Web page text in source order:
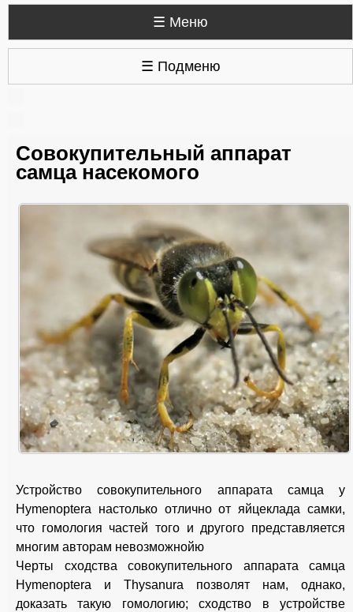
☰ Меню
☰ Подменю
Совокупительный аппарат
самца насекомого
Устройство совокупительного аппарата самца у
Hymenoptera настолько отлично от яйцеклада самки,
что гомология частей того и другого представляется
многим авторам невозможнойю
Черты сходства совокупительного аппарата самца
Hymenoptera и Thysanura позволят нам, однако,
доказать такую гомологию; сходство в устройстве